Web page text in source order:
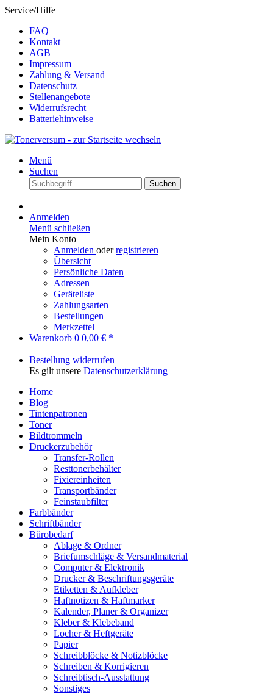
Service/Hilfe
FAQ
Kontakt
AGB
Impressum
Zahlung & Versand
Datenschutz
Stellenangebote
Widerrufsrecht
Batteriehinweise
Menü
Suchen
Suchen
Anmelden
Menü schließen
Mein Konto
Anmelden oderregistrieren
Übersicht
Persönliche Daten
Adressen
Geräteliste
Zahlungsarten
Bestellungen
Merkzettel
Warenkorb 0 0,00 € *
Bestellung widerrufen
Es gilt unsere Datenschutzerklärung
Home
Blog
Tintenpatronen
Toner
Bildtrommeln
Druckerzubehör
Transfer-Rollen
Resttonerbehälter
Fixiereinheiten
Transportbänder
Feinstaubfilter
Farbbänder
Schriftbänder
Bürobedarf
Ablage & Ordner
Briefumschläge & Versandmaterial
Computer & Elektronik
Drucker & Beschriftungsgeräte
Etiketten & Aufkleber
Haftnotizen & Haftmarker
Kalender, Planer & Organizer
Kleber & Klebeband
Locher & Heftgeräte
Papier
Schreibblöcke & Notizblöcke
Schreiben & Korrigieren
Schreibtisch-Ausstattung
Sonstiges